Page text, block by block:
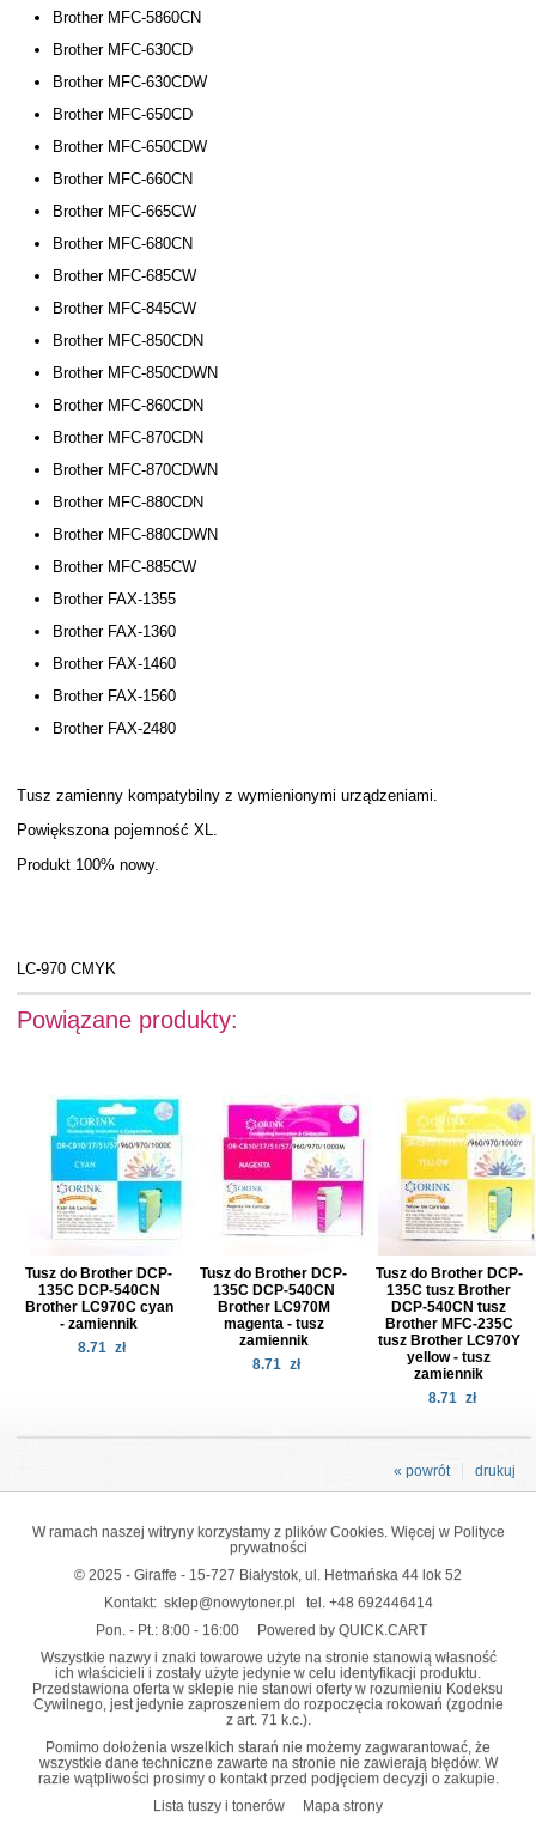
Brother MFC-5860CN
Brother MFC-630CD
Brother MFC-630CDW
Brother MFC-650CD
Brother MFC-650CDW
Brother MFC-660CN
Brother MFC-665CW
Brother MFC-680CN
Brother MFC-685CW
Brother MFC-845CW
Brother MFC-850CDN
Brother MFC-850CDWN
Brother MFC-860CDN
Brother MFC-870CDN
Brother MFC-870CDWN
Brother MFC-880CDN
Brother MFC-880CDWN
Brother MFC-885CW
Brother FAX-1355
Brother FAX-1360
Brother FAX-1460
Brother FAX-1560
Brother FAX-2480
Tusz zamienny kompatybilny z wymienionymi urządzeniami.
Powiększona pojemność XL.
Produkt 100% nowy.
LC-970 CMYK
Powiązane produkty:
Tusz do Brother DCP-
135C DCP-540CN
Brother LC970C cyan
- zamiennik
8.71 zł
Tusz do Brother DCP-
135C DCP-540CN
Brother LC970M
magenta - tusz
zamiennik
8.71 zł
Tusz do Brother DCP-
135C tusz Brother
DCP-540CN tusz
Brother MFC-235C
tusz Brother LC970Y
yellow - tusz
zamiennik
8.71 zł
drukuj
« powrót
W ramach naszej witryny korzystamy z plików Cookies. Więcej w Polityce
prywatności
© 2025 - Giraffe - 15-727 Białystok, ul. Hetmańska 44 lok 52
Kontakt: sklep@nowytoner.pl tel. +48 692446414
Pon. - Pt.: 8:00 - 16:00
Powered by QUICK.CART
Wszystkie nazwy i znaki towarowe użyte na stronie stanowią własność
ich właścicieli i zostały użyte jedynie w celu identyfikacji produktu.
Przedstawiona oferta w sklepie nie stanowi oferty w rozumieniu Kodeksu
Cywilnego, jest jedynie zaproszeniem do rozpoczęcia rokowań (zgodnie
z art. 71 k.c.).
Pomimo dołożenia wszelkich starań nie możemy zagwarantować, że
wszystkie dane techniczne zawarte na stronie nie zawierają błędów. W
razie wątpliwości prosimy o kontakt przed podjęciem decyzji o zakupie.
Lista tuszy i tonerów
Mapa strony